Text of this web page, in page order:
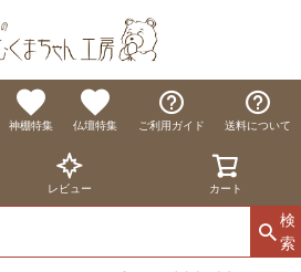
神棚特集 仏壇特集 ご利用ガイド 送料について
レビュー カート
検
索